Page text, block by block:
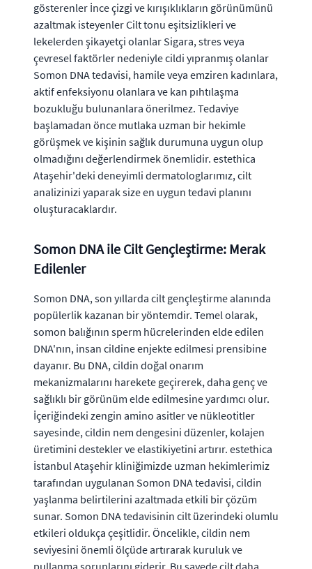
gösterenler İnce çizgi ve kırışıklıkların görünümünü
azaltmak isteyenler Cilt tonu eşitsizlikleri ve
lekelerden şikayetçi olanlar Sigara, stres veya
çevresel faktörler nedeniyle cildi yıpranmış olanlar
Somon DNA tedavisi, hamile veya emziren kadınlara,
aktif enfeksiyonu olanlara ve kan pıhtılaşma
bozukluğu bulunanlara önerilmez. Tedaviye
başlamadan önce mutlaka uzman bir hekimle
görüşmek ve kişinin sağlık durumuna uygun olup
olmadığını değerlendirmek önemlidir. estethica
Ataşehir'deki deneyimli dermatologlarımız, cilt
analizinizi yaparak size en uygun tedavi planını
oluşturacaklardır.
Somon DNA ile Cilt Gençleştirme: Merak
Edilenler
Somon DNA, son yıllarda cilt gençleştirme alanında
popülerlik kazanan bir yöntemdir. Temel olarak,
somon balığının sperm hücrelerinden elde edilen
DNA'nın, insan cildine enjekte edilmesi prensibine
dayanır. Bu DNA, cildin doğal onarım
mekanizmalarını harekete geçirerek, daha genç ve
sağlıklı bir görünüm elde edilmesine yardımcı olur.
İçeriğindeki zengin amino asitler ve nükleotitler
sayesinde, cildin nem dengesini düzenler, kolajen
üretimini destekler ve elastikiyetini artırır. estethica
İstanbul Ataşehir kliniğimizde uzman hekimlerimiz
tarafından uygulanan Somon DNA tedavisi, cildin
yaşlanma belirtilerini azaltmada etkili bir çözüm
sunar. Somon DNA tedavisinin cilt üzerindeki olumlu
etkileri oldukça çeşitlidir. Öncelikle, cildin nem
seviyesini önemli ölçüde artırarak kuruluk ve
pullanma sorunlarını giderir. Bu sayede cilt daha